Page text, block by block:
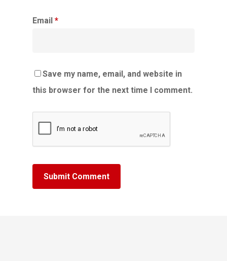
Email *
Save my name, email, and website in
this browser for the next time I comment.